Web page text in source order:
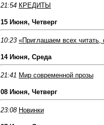
21:54 КРЕДИТЫ
15 Июня, Четверг
10:23 «Приглашаем всех читать,
14 Июня, Среда
21:41 Мир современной прозы
08 Июня, Четверг
23:08 Новинки